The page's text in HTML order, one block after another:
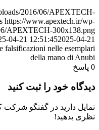
2016/06/APEXTECH-
https://www.apextech.ir/wp-
APEXTECH-300x138.png
04-21 12:51:452025-04-21
falsificazioni nelle esemplari
della mano di Anubi
0 پاسخ
دیدگاه خود را ثبت کنید
تمایل دارید در گفتگو شرکت
نظری بدهید!